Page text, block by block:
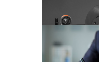
СМС-рассылка